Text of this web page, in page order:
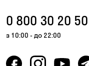
0 800 30 20 50
з 10:00 - до 22:00